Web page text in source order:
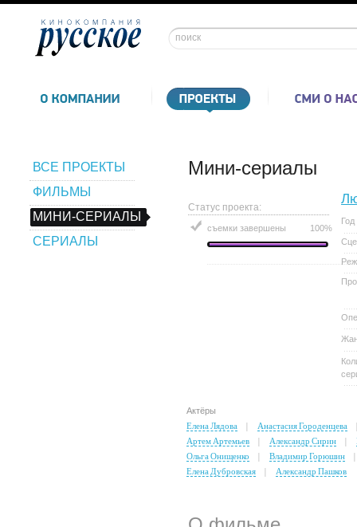
ВСЕ ПРОЕКТЫ
ФИЛЬМЫ
МИНИ-СЕРИАЛЫ
СЕРИАЛЫ
Мини-сериалы
Статус проекта:
съемки завершены 100%
Год
Актёры
Елена Лядова
Анастасия Городенцева
Артем Артемьев
Александр Сирин
Ольга Онищенко
Владимир Горюшин
Елена Дубровская
Александр Пашков